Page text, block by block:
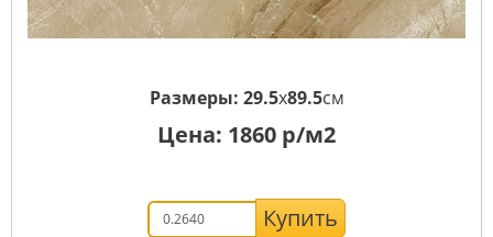
Размеры: 29.5x89.5см
Цена: 1860 р/м2
Купить